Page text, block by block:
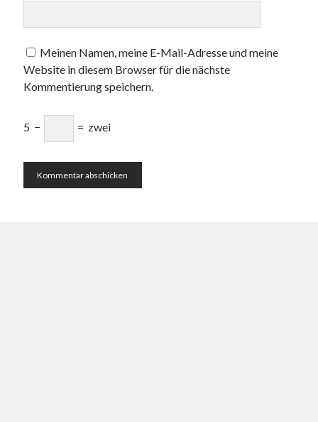
Meinen Namen, meine E-Mail-Adresse und meine
Website in diesem Browser für die nächste
Kommentierung speichern.
5 − = zwei